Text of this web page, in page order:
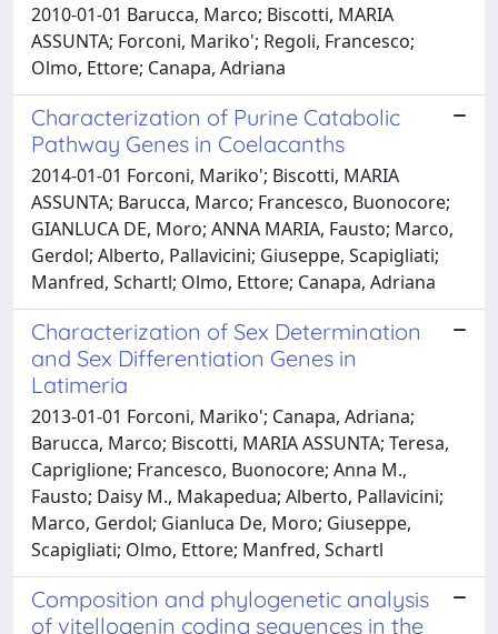
2010-01-01 Barucca, Marco; Biscotti, MARIA
ASSUNTA; Forconi, Mariko'; Regoli, Francesco;
Olmo, Ettore; Canapa, Adriana
Characterization of Purine Catabolic
Pathway Genes in Coelacanths
2014-01-01 Forconi, Mariko'; Biscotti, MARIA
ASSUNTA; Barucca, Marco; Francesco, Buonocore;
GIANLUCA DE, Moro; ANNA MARIA, Fausto; Marco,
Gerdol; Alberto, Pallavicini; Giuseppe, Scapigliati;
Manfred, Schartl; Olmo, Ettore; Canapa, Adriana
Characterization of Sex Determination
and Sex Differentiation Genes in
Latimeria
2013-01-01 Forconi, Mariko'; Canapa, Adriana;
Barucca, Marco; Biscotti, MARIA ASSUNTA; Teresa,
Capriglione; Francesco, Buonocore; Anna M.,
Fausto; Daisy M., Makapedua; Alberto, Pallavicini;
Marco, Gerdol; Gianluca De, Moro; Giuseppe,
Scapigliati; Olmo, Ettore; Manfred, Schartl
Composition and phylogenetic analysis
of vitellogenin coding sequences in the